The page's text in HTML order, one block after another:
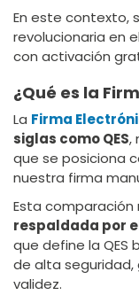
En este contexto,
revolucionaria en
con activación
¿Qué es la
La Firma
siglas como QES,
que se posiciona
nuestra firma
Esta
respaldada por
que define la
de alta
validez.